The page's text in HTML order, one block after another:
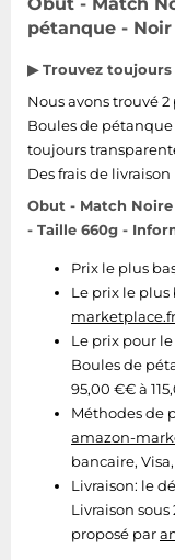
Robots de
Smartphones
Sèche-linge
Tablettes tactiles
Tondeuses
Téléphonie
Télévision & vidéo
Électroménager
pétanque -
▶ Trouvez toujours
Nous avons trouvé
Boules de
toujours
Des frais de
Obut - Match
- Taille 660g -
Prix le plus
Le prix le plus
marketplace.fr
Le prix pour
Boules de
95,00 €€ à
Méthodes de
amazon-
bancaire,
Livraison: le
Livraison sous
proposé par